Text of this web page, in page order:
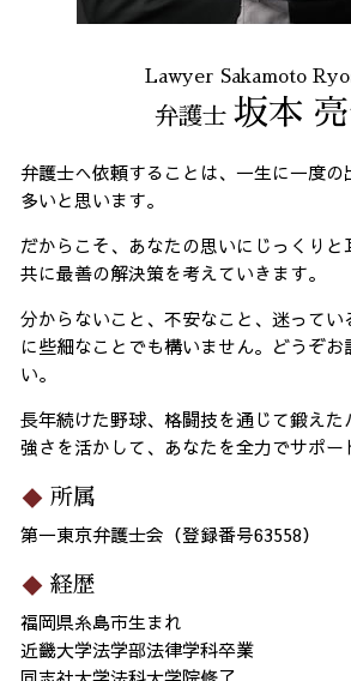
Lawyer Sakamoto
弁護士 坂本
弁護士へ依頼することは、一生に一度の
多いと思います。
だからこそ、あなたの思いにじっくりと
共に最善の解決策を考えていきます。
分からないこと、不安なこと、迷ってい
に些細なことでも構いません。どうぞお
い。
長年続けた野球、格闘技を通じて鍛えた
強さを活かして、あなたを全力でサポー
所属
第一東京弁護士会（登録番号63558）
経歴
福岡県糸島市生まれ
近畿大学法学部法律学科卒業